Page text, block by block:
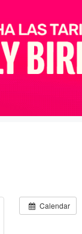
Calendar